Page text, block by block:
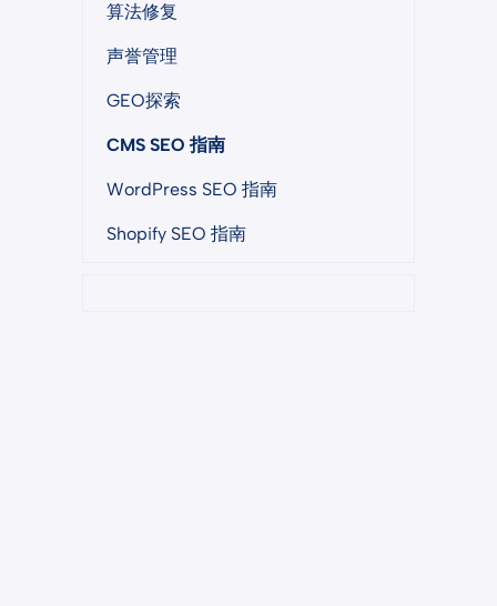
算法修复
声誉管理
GEO探索
CMS SEO 指南
WordPress SEO 指南
Shopify SEO 指南